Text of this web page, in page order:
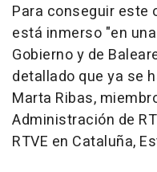
Para conseguir este
está inmerso "en
Gobierno y de
detallado que ya se
Marta Ribas,
Administración de
RTVE en Cataluña,